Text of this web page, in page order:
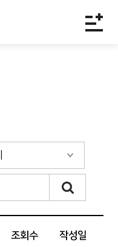
조회수 작성일